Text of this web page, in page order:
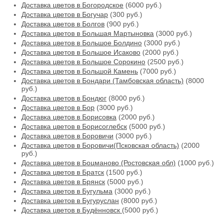
Доставка цветов в Богородское (6000 руб.)
Доставка цветов в Богучар (300 руб.)
Доставка цветов в Болгов (900 руб.)
Доставка цветов в Большая Мартыновка (3000 руб.)
Доставка цветов в Большое Болдино (3000 руб.)
Доставка цветов в Большое Исаково (2000 руб.)
Доставка цветов в Большое Сорокино (2500 руб.)
Доставка цветов в Большой Камень (7000 руб.)
Доставка цветов в Бондари (Тамбовская область) (8000
руб.)
Доставка цветов в Бондюг (8000 руб.)
Доставка цветов в Бор (3000 руб.)
Доставка цветов в Борисовка (2000 руб.)
Доставка цветов в Борисоглебск (5000 руб.)
Доставка цветов в Боровичи (3000 руб.)
Доставка цветов в Боровичи(Псковская область) (2000
руб.)
Доставка цветов в Боцманово (Ростовская обл) (1000 руб.)
Доставка цветов в Братск (1500 руб.)
Доставка цветов в Брянск (5000 руб.)
Доставка цветов в Бугульма (3000 руб.)
Доставка цветов в Бугуруслан (8000 руб.)
Доставка цветов в Будённовск (5000 руб.)